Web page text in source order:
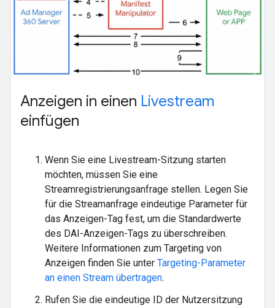
Anzeigen in einen Livestream
einfügen
Wenn Sie eine Livestream-Sitzung starten
möchten, müssen Sie eine
Streamregistrierungsanfrage stellen. Legen Sie
für die Streamanfrage eindeutige Parameter für
das Anzeigen-Tag fest, um die Standardwerte
des DAI-Anzeigen-Tags zu überschreiben.
Weitere Informationen zum Targeting von
Anzeigen finden Sie unter Targeting-Parameter
an einen Stream übertragen.
Rufen Sie die eindeutige ID der Nutzersitzung